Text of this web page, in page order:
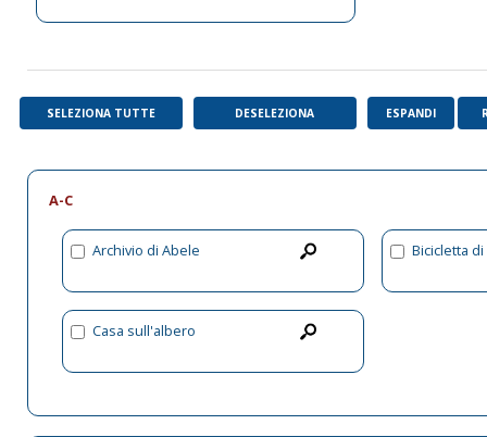
SELEZIONA TUTTE DESELEZIONA ESPANDI
A-C
Archivio di Abele Bicicletta
Casa sull'albero